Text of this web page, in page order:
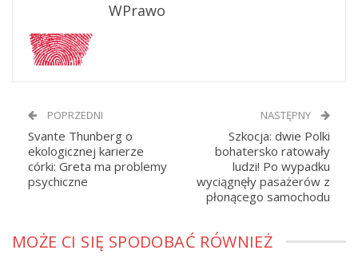
WPrawo
POPRZEDNI
Svante Thunberg o
ekologicznej karierze
córki: Greta ma problemy
psychiczne
NASTĘPNY
Szkocja: dwie Polki
bohatersko ratowały
ludzi! Po wypadku
wyciągnęły pasażerów z
płonącego samochodu
MOŻE CI SIĘ SPODOBAĆ RÓWNIEŻ